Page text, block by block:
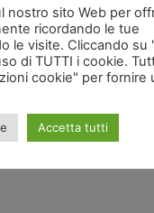
, consigli
, Dottor Hannibal
nostro sito Web per
ricordando le tue
le visite. Cliccando su
di TUTTI i cookie.
cookie" per fornire
Accetta tutti